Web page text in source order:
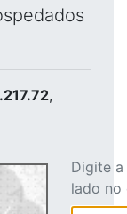
,
Digite
lado no